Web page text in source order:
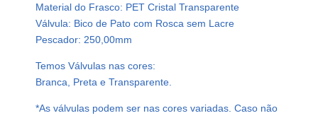
Material do Frasco: PET Cristal Transparente
Válvula: Bico de Pato com Rosca sem Lacre
Pescador: 250,00mm
Temos Válvulas nas cores:
Branca, Preta e Transparente.
*As válvulas podem ser nas cores variadas. Caso não